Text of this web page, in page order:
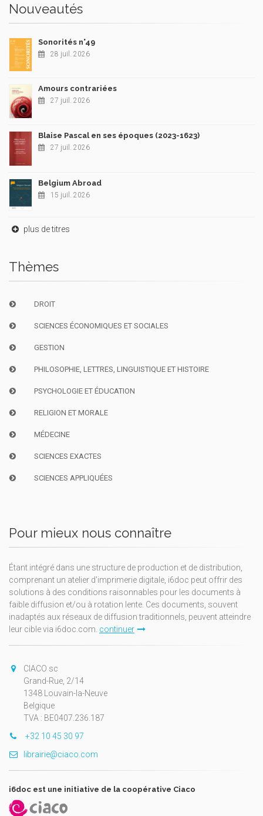
Nouveautés
Sonorités n°49
28 juil. 2026
Amours contrariées
27 juil. 2026
Blaise Pascal en ses époques (2023-1623)
27 juil. 2026
Belgium Abroad
15 juil. 2026
plus de titres
Thèmes
DROIT
SCIENCES ÉCONOMIQUES ET SOCIALES
GESTION
PHILOSOPHIE, LETTRES, LINGUISTIQUE ET HISTOIRE
PSYCHOLOGIE ET ÉDUCATION
RELIGION ET MORALE
MÉDECINE
SCIENCES EXACTES
SCIENCES APPLIQUÉES
Pour mieux nous connaître
Étant intégré dans une structure de production et de distribution,
comprenant un atelier d'imprimerie digitale, i6doc peut offrir des
solutions à des conditions raisonnables pour les documents à
faible diffusion et/ou à rotation lente. Ces documents, souvent
inadaptés aux réseaux de diffusion traditionnels, peuvent atteindre
leur cible via i6doc.com. continuer
CIACO sc
Grand-Rue, 2/14
1348 Louvain-la-Neuve
Belgique
TVA : BE0407.236.187
+32 10 45 30 97
librairie@ciaco.com
i6doc est une initiative de la coopérative Ciaco